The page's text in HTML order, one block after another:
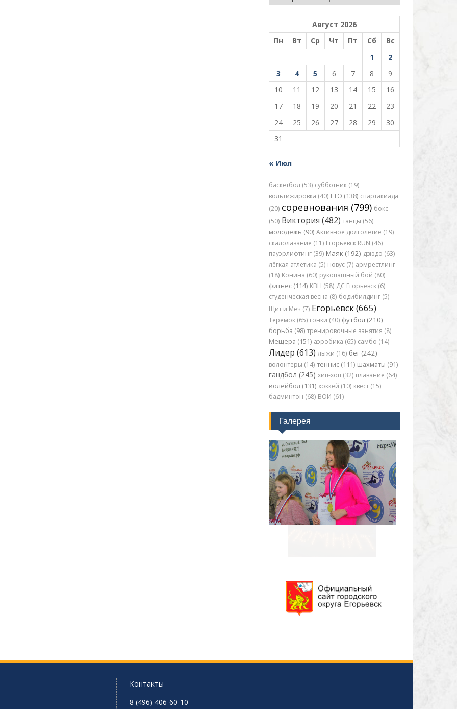
Август 2026
Пн
Вт Ср Чт Пт Сб
Вс
1
2
3
4 5 6 7 8
9
10
11 12 13 14 15
16
17
18 19 20 21 22
23
24
25 26 27 28 29
30
31
« Июл
баскетбол (53) субботник (19)
вольтижировка (40) ГТО (138) спартакиада
(20) соревнования (799) бокс
(50) Виктория (482) танцы (56)
молодежь (90) Активное долголетие (19)
скалолазание (11) Егорьевск RUN (46)
пауэрлифтинг (39) Маяк (192) дзюдо (63)
лёгкая атлетика (5) новус (7) армрестлинг
(18) Конина (60) рукопашный бой (80)
фитнес (114) КВН (58) ДС Егорьевск (6)
студенческая весна (8) бодибилдинг (5)
Щит и Меч (7) Егорьевск (665)
Теремок (65) гонки (40) футбол (210)
борьба (98) тренировочные занятия (8)
Мещера (151) аэробика (65) самбо (14)
Лидер (613) лыжи (16) бег (242)
волонтеры (14) теннис (111) шахматы (91)
гандбол (245) хип-хоп (32) плавание (64)
волейбол (131) хоккей (10) квест (15)
бадминтон (68) ВОИ (61)
Галерея
Контакты
8 (496) 406-60-10